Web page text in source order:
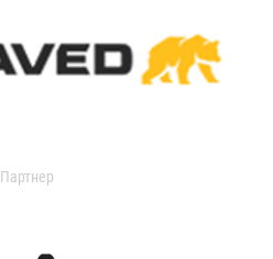
Партнер